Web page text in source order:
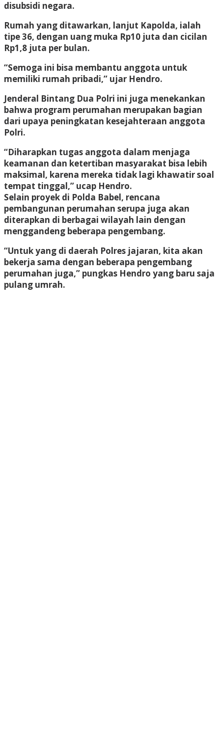
disubsidi negara.
Rumah yang ditawarkan, lanjut Kapolda, ialah
tipe 36, dengan uang muka Rp10 juta dan cicilan
Rp1,8 juta per bulan.
“Semoga ini bisa membantu anggota untuk
memiliki rumah pribadi,” ujar Hendro.
Jenderal Bintang Dua Polri ini juga menekankan
bahwa program perumahan merupakan bagian
dari upaya peningkatan kesejahteraan anggota
Polri.
“Diharapkan tugas anggota dalam menjaga
keamanan dan ketertiban masyarakat bisa lebih
maksimal, karena mereka tidak lagi khawatir soal
tempat tinggal,” ucap Hendro.
Selain proyek di Polda Babel, rencana
pembangunan perumahan serupa juga akan
diterapkan di berbagai wilayah lain dengan
menggandeng beberapa pengembang.
“Untuk yang di daerah Polres jajaran, kita akan
bekerja sama dengan beberapa pengembang
perumahan juga,” pungkas Hendro yang baru saja
pulang umrah.